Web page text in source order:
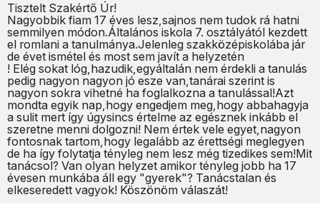
Tisztelt Szakértő Úr!
Nagyobbik fiam 17 éves lesz,sajnos nem tudok rá hatni
semmilyen módon.Általános iskola 7. osztályától kezdett
el romlani a tanulmánya.Jelenleg szakközépiskolába jár
de évet ismétel és most sem javít a helyzetén
! Elég sokat lóg,hazudik,egyáltalán nem érdekli a tanulás
pedig nagyon nagyon jó esze van,tanárai szerint is
nagyon sokra vihetné ha foglalkozna a tanulással!Azt
mondta egyik nap,hogy engedjem meg,hogy abbahagyja
a sulit mert így úgysincs értelme az egésznek inkább el
szeretne menni dolgozni! Nem értek vele egyet,nagyon
fontosnak tartom,hogy legalább az érettségi meglegyen
de ha így folytatja tényleg nem lesz még tizedikes sem!Mit
tanácsol? Van olyan helyzet amikor tényleg jobb ha 17
évesen munkába áll egy "gyerek"? Tanácstalan és
elkeseredett vagyok! Köszönöm válaszát!